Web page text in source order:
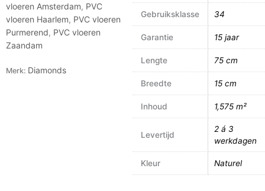
vloeren Amsterdam, PVC
vloeren Haarlem, PVC vloeren
Purmerend, PVC vloeren
Zaandam
Merk: Diamonds
Gebruiksklasse 34
Garantie 15 jaar
Lengte 75 cm
Breedte 15 cm
Inhoud 1,575 m²
Levertijd
2 á 3
werkdagen
Kleur Naturel